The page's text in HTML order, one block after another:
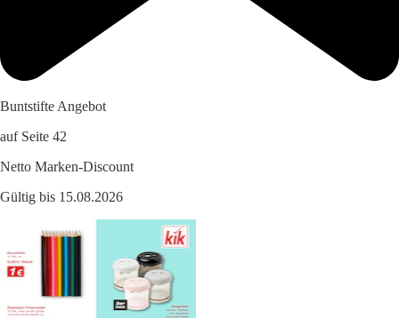
Buntstifte Angebot
auf Seite 42
Netto Marken-Discount
Gültig bis 15.08.2026